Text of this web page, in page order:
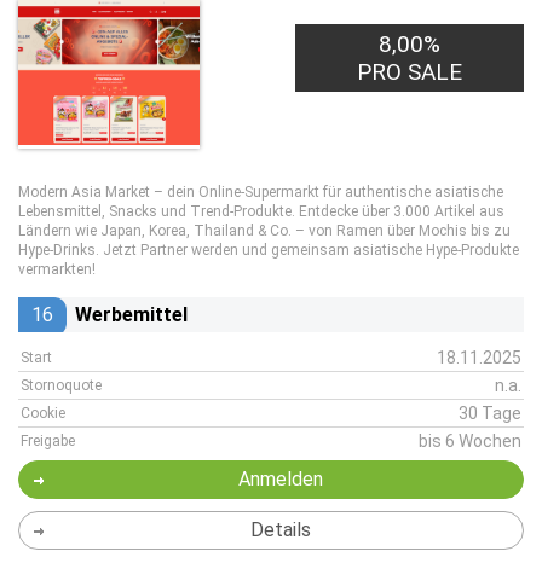
8,00%
PRO SALE
Modern Asia Market – dein Online-Supermarkt für authentische asiatische
Lebensmittel, Snacks und Trend-Produkte. Entdecke über 3.000 Artikel aus
Ländern wie Japan, Korea, Thailand & Co. – von Ramen über Mochis bis zu
Hype-Drinks. Jetzt Partner werden und gemeinsam asiatische Hype-Produkte
vermarkten!
16 Werbemittel
Start 18.11.2025
Stornoquote n.a.
Cookie 30 Tage
Freigabe bis 6 Wochen
Anmelden
Details